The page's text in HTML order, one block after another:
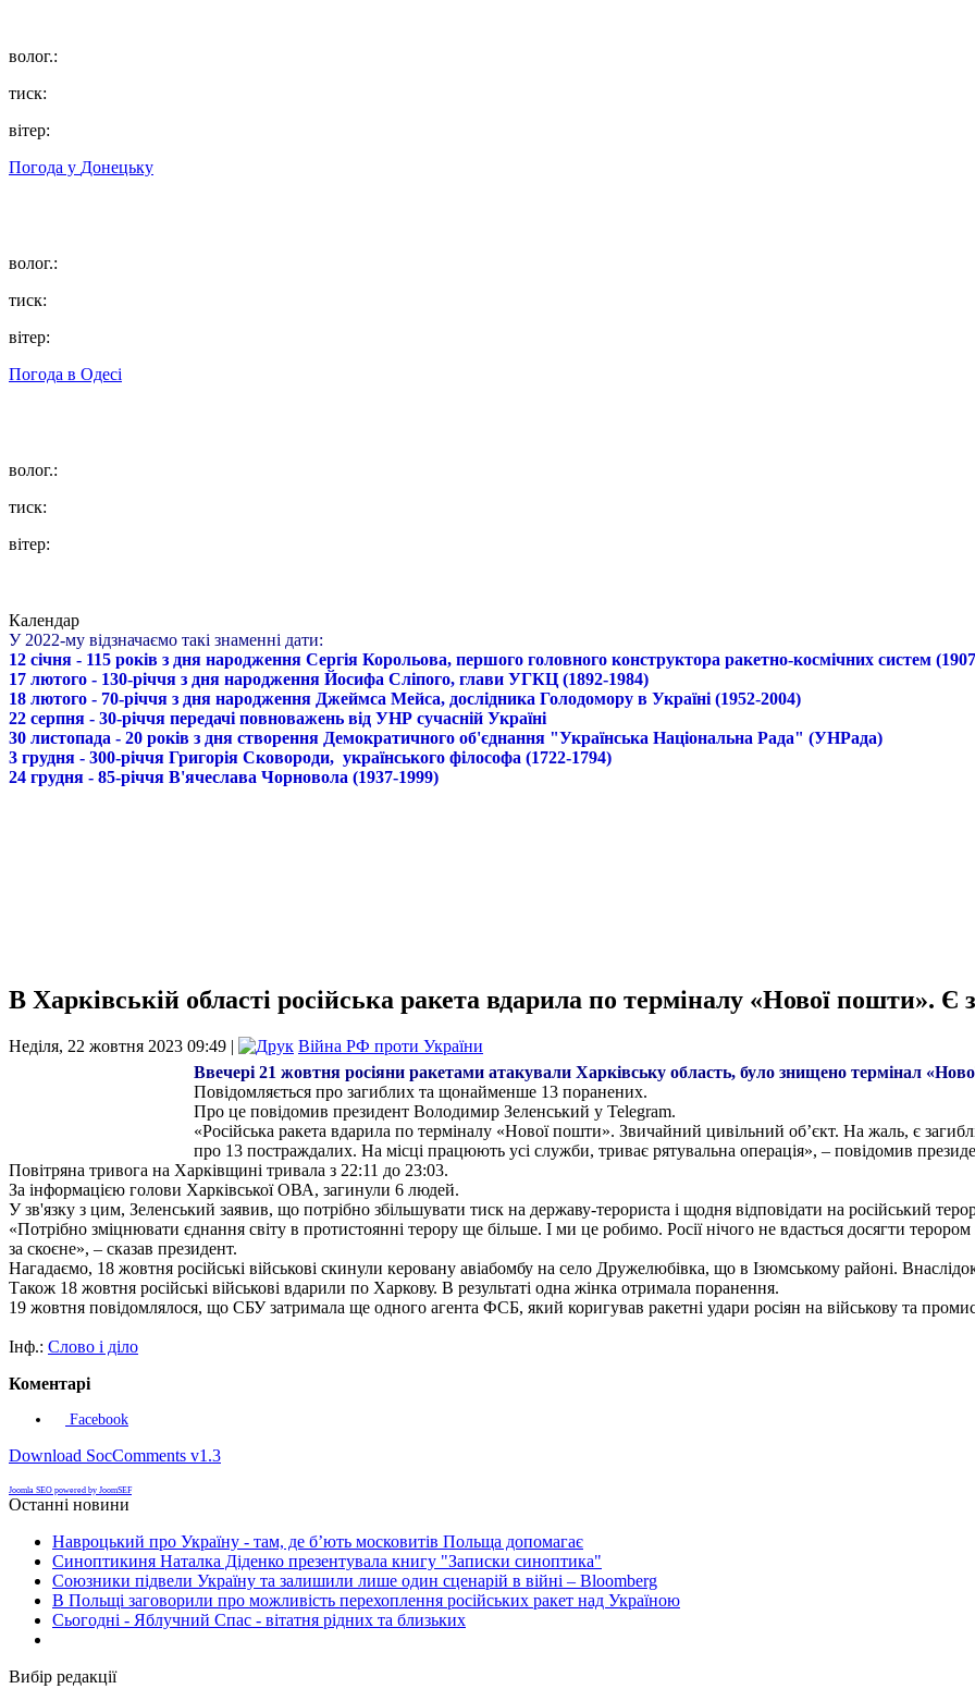
волог.:
тиск:
вітер:
Погода у Донецьку
волог.:
тиск:
вітер:
Погода в Одесі
волог.:
тиск:
вітер:
Календар
У 2022-му відзначаємо такі знаменні дати:
12 січня - 115 років з дня народження Сергія Корольова, першого головного конструктора ракетно-космічних систем
17 лютого - 130-річчя з дня народження Йосифа Сліпого, глави УГКЦ (1892-1984)
18 лютого - 70-річчя з дня народження Джеймса Мейса, дослідника Голодомору в Україні (1952-2004)
22 серпня - 30-річчя передачі повноважень від УНР сучасній Україні
30 листопада - 20 років з дня створення Демократичного об'єднання "Українська Національна Рада" (УНРада)
3 грудня - 300-річчя Григорія Сковороди, українського філософа (1722-1794)
24 грудня - 85-річчя В'ячеслава Чорновола (1937-1999)
В Харківській області російська ракета вдарила по терміналу «Нової пошти». Є
Неділя, 22 жовтня 2023 09:49 |
Війна РФ проти України
Ввечері 21 жовтня росіяни ракетами атакували Харківську область, було знищено термінал
Повідомляється про загиблих та щонайменше 13 поранених.
Про це повідомив президент Володимир Зеленський у Telegram.
«Російська ракета вдарила по терміналу «Нової пошти». Звичайний цивільний обʼєкт. На жаль, є
про 13 постраждалих. На місці працюють усі служби, триває рятувальна операція», – повідомив
Повітряна тривога на Харківщині тривала з 22:11 до 23:03.
За інформацією голови Харківської ОВА, загинули 6 людей.
У зв'язку з цим, Зеленський заявив, що потрібно збільшувати тиск на державу-терориста і щодня відповідати на російський
«Потрібно зміцнювати єднання світу в протистоянні терору ще більше. І ми це робимо. Росії нічого не вдасться досягти терором
за скоєне», – сказав президент.
Нагадаємо, 18 жовтня російські військові скинули керовану авіабомбу на село Дружелюбівка, що в Ізюмському районі.
Також 18 жовтня російські військові вдарили по Харкову. В результаті одна жінка отримала поранення.
19 жовтня повідомлялося, що СБУ затримала ще одного агента ФСБ, який коригував ракетні удари росіян на військову та
Інф.: Слово і діло
Коментарі
Facebook
Download SocComments v1.3
Joomla SEO powered by JoomSEF
Останні новини
Навроцький про Україну - там, де б’ють московитів Польща допомагає
Синоптикиня Наталка Діденко презентувала книгу "Записки синоптика"
Союзники підвели Україну та залишили лише один сценарій в війні – Bloomberg
В Польщі заговорили про можливість перехоплення російських ракет над Україною
Сьогодні - Яблучний Спас - вітатня рідних та близьких
Вибір редакції